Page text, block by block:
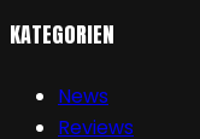
KATEGORIEN
News
Reviews